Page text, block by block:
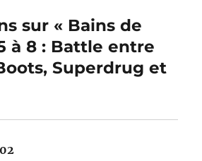
sur « Bains de
à 8 : Battle entre
Superdrug et